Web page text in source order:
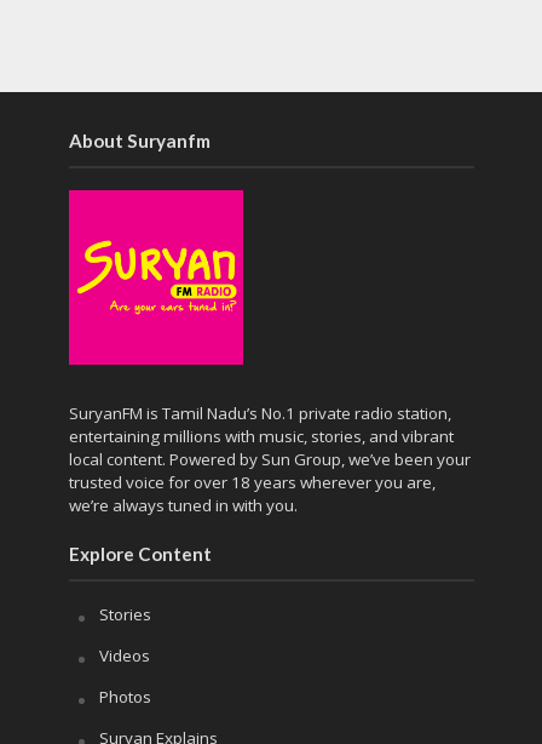
About Suryanfm
SuryanFM is Tamil Nadu’s No.1 private radio station,
entertaining millions with music, stories, and vibrant
local content. Powered by Sun Group, we’ve been your
trusted voice for over 18 years wherever you are,
we’re always tuned in with you.
Explore Content
Stories
Videos
Photos
Suryan Explains